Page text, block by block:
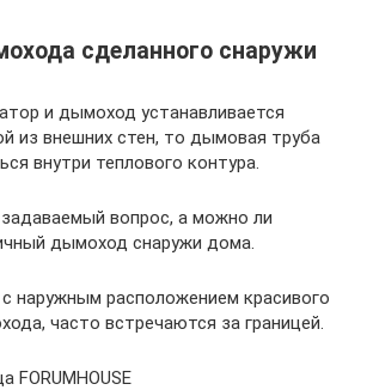
сделанного снаружи
и дымоход устанавливается
из внешних стен, то дымовая труба
внутри теплового контура.
вопрос, а можно ли
дымоход снаружи дома.
наружным расположением красивого
часто встречаются за границей.
FORUMHOUSE